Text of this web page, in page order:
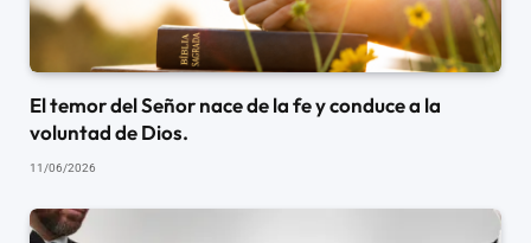
El temor del Señor nace de la fe y conduce a la
voluntad de Dios.
11/06/2026